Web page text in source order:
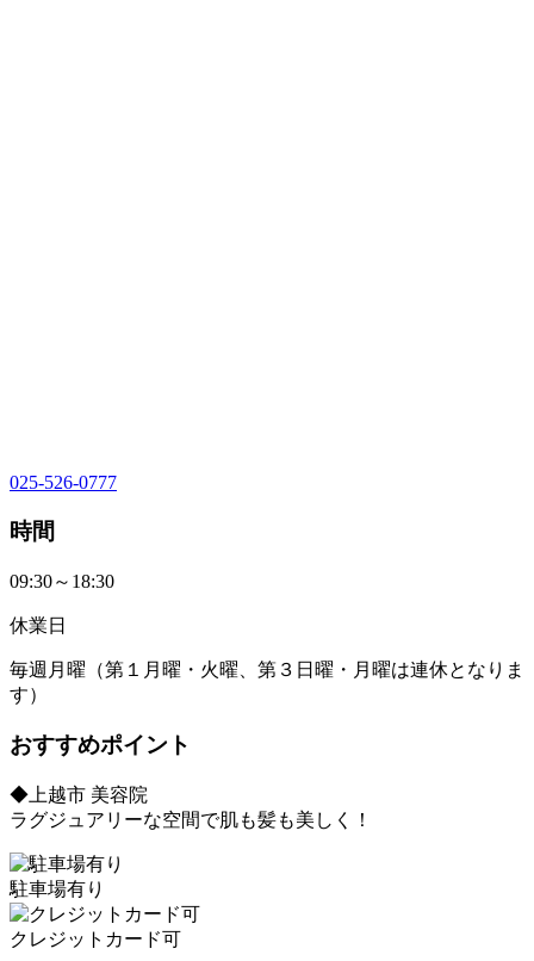
025-526-0777
時間
09:30～18:30
休業日
毎週月曜（第１月曜・火曜、第３日曜・月曜は連休となりま
す）
おすすめポイント
◆上越市 美容院
ラグジュアリーな空間で肌も髪も美しく！
駐車場有り
クレジットカード可